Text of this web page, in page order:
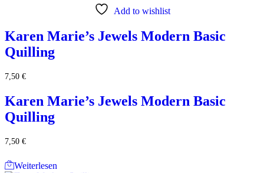
Add to wishlist
Karen Marie’s Jewels Modern Basic
Quilling
7,50 €
Karen Marie’s Jewels Modern Basic
Quilling
7,50 €
Weiterlesen